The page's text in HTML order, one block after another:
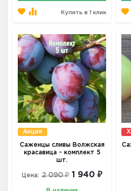
Купить в 1 клик
Акция
Саженцы сливы Волжская
красавица - комплект 5
шт.
Цена: 2 090 ₽ 1 940 ₽